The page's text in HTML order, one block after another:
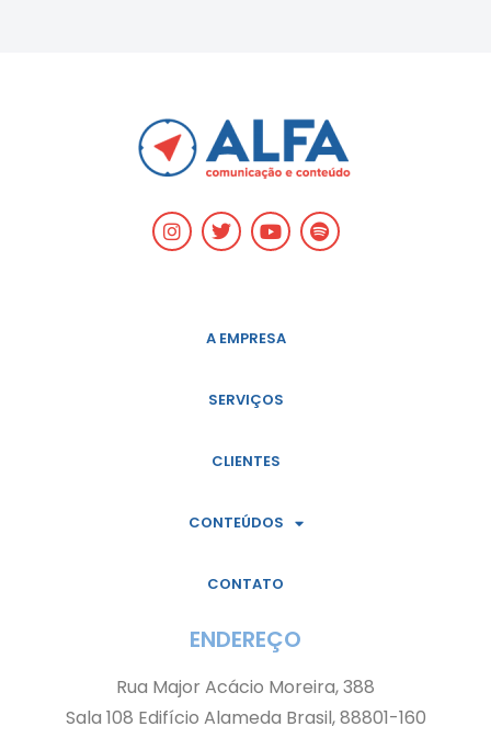
A EMPRESA
SERVIÇOS
CLIENTES
CONTEÚDOS
CONTATO
ENDEREÇO
Rua Major Acácio Moreira, 388
Sala 108 Edifício Alameda Brasil, 88801-160